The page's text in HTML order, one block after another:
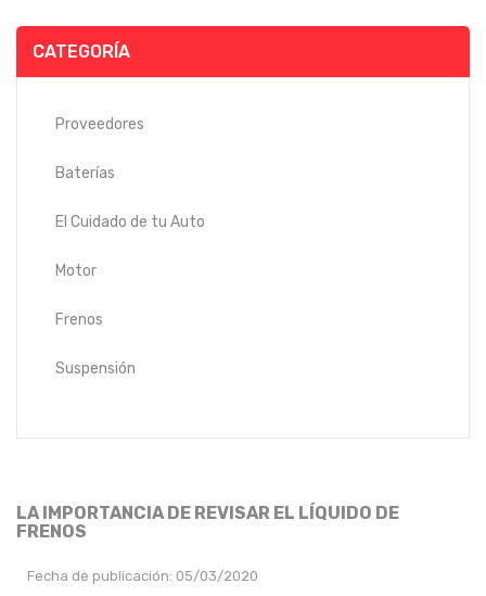
CATEGORÍA
Proveedores
Baterías
El Cuidado de tu Auto
Motor
Frenos
Suspensión
LA IMPORTANCIA DE REVISAR EL LÍQUIDO DE
FRENOS
Fecha de publicación: 05/03/2020